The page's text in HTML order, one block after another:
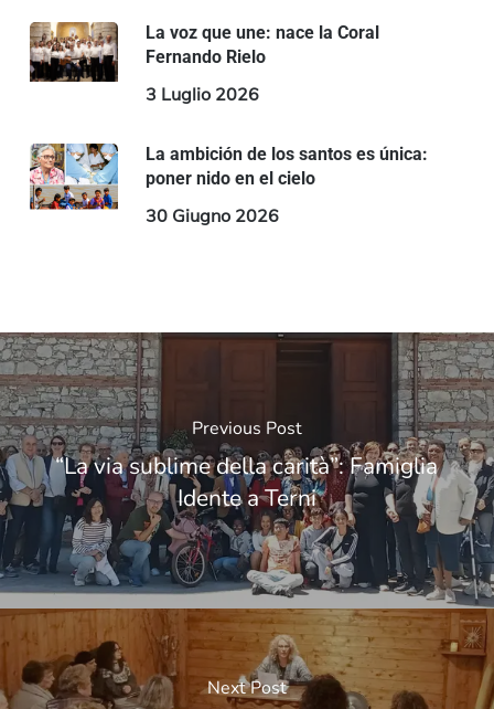
La voz que une: nace la Coral
Fernando Rielo
3 Luglio 2026
La ambición de los santos es única:
poner nido en el cielo
30 Giugno 2026
Previous Post
“La via sublime della carità”: Famiglia
Idente a Terni
Next Post